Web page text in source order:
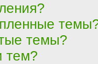
темы?
тем?